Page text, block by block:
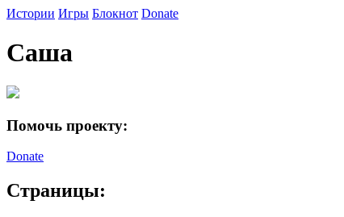
Истории Игры Блокнот Donate
Саша
Помочь проекту:
Donate
Страницы: